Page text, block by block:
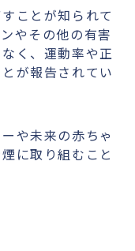
ことが知られて
やその他の有害
く、運動率や正
が報告されてい
や未来の赤ちゃ
に取り組むこと